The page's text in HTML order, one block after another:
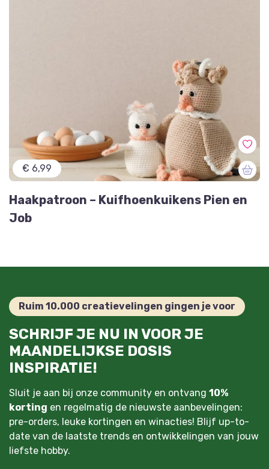
€ 6,99
Haakpatroon – Kuifhoenkuikens Pien en
Job
Ruim 10.000 creatievelingen gingen je voor
SCHRIJF JE NU IN VOOR JE
MAANDELIJKSE DOSIS
INSPIRATIE!
Sluit je aan bij onze community en ontvang 10%
korting en regelmatig de nieuwste aanbevelingen:
pre-orders, leuke kortingen en winacties! Blijf up-to-
date van de laatste trends en ontwikkelingen van jouw
liefste hobby.